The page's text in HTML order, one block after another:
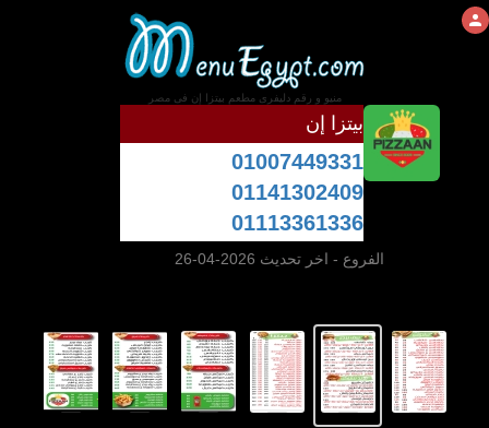
منيو و رقم دليفرى مطعم بيتزا إن فى مصر
بيتزا إن
01007449331
01141302409
01113361336
الفروع - اخر تحديث 2026-04-26